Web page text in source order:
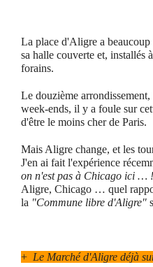
La place d'Aligre a beaucoup
sa halle couverte et, installés
forains.
Le douzième
week-ends, il y a foule sur
d'être le moins cher de Paris.
Mais Aligre change, et les
J'en ai fait l'expérience
on n'est pas à Chicago ici …
Aligre, Chicago … quel
la "Commune libre d'Aligre"
+ Le Marché d'Aligre déjà